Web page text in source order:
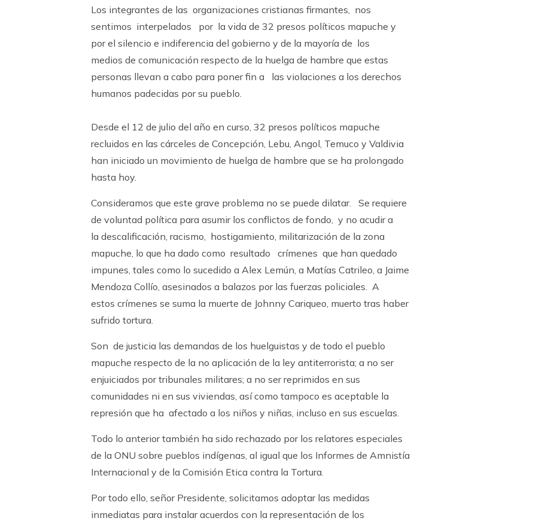
Los integrantes de las organizaciones cristianas firmantes, nos
sentimos interpelados por la vida de 32 presos políticos mapuche y
por el silencio e indiferencia del gobierno y de la mayoría de los
medios de comunicación respecto de la huelga de hambre que estas
personas llevan a cabo para poner fin a las violaciones a los derechos
humanos padecidas por su pueblo.
Desde el 12 de julio del año en curso, 32 presos políticos mapuche
recluidos en las cárceles de Concepción, Lebu, Angol, Temuco y Valdivia
han iniciado un movimiento de huelga de hambre que se ha prolongado
hasta hoy.
Consideramos que este grave problema no se puede dilatar. Se requiere
de voluntad política para asumir los conflictos de fondo, y no acudir a
la descalificación, racismo, hostigamiento, militarización de la zona
mapuche, lo que ha dado como resultado crímenes que han quedado
impunes, tales como lo sucedido a Alex Lemún, a Matías Catrileo, a Jaime
Mendoza Collío, asesinados a balazos por las fuerzas policiales. A
estos crímenes se suma la muerte de Johnny Cariqueo, muerto tras haber
sufrido tortura.
Son de justicia las demandas de los huelguistas y de todo el pueblo
mapuche respecto de la no aplicación de la ley antiterrorista; a no ser
enjuiciados por tribunales militares; a no ser reprimidos en sus
comunidades ni en sus viviendas, así como tampoco es aceptable la
represión que ha afectado a los niños y niñas, incluso en sus escuelas.
Todo lo anterior también ha sido rechazado por los relatores especiales
de la ONU sobre pueblos indígenas, al igual que los Informes de Amnistía
Internacional y de la Comisión Etica contra la Tortura.
Por todo ello, señor Presidente, solicitamos adoptar las medidas
inmediatas para instalar acuerdos con la representación de los